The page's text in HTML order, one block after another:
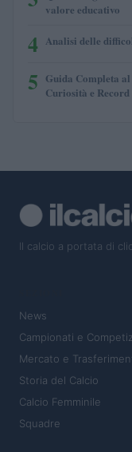
valore educativo
4 Analisi delle
5 Guida Completa
Curiosità e
Il calcio a portata di
News
Campionati e
Mercato e
Storia del Calcio
Calcio Femminile
Squadre